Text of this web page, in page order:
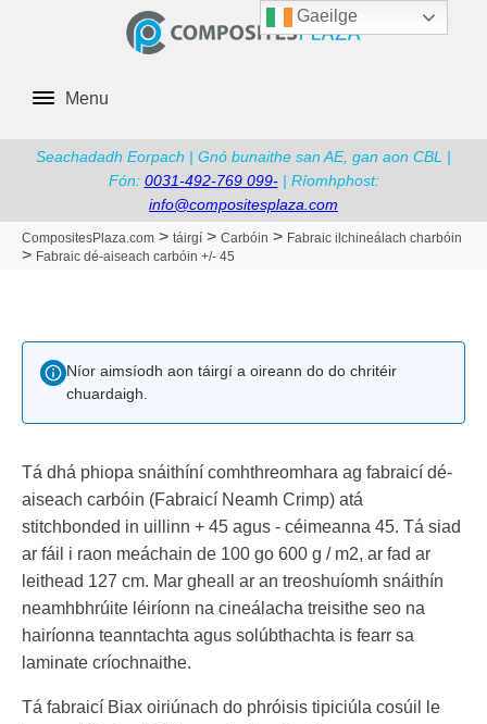
Menu
Seachadadh Eorpach | Gnó bunaithe san AE, gan aon CBL |
Fón: 0031-492-769 099-| Ríomhphost:
info@compositesplaza.com
CompositesPlaza.com > táirgí > Carbóin > Fabraic ilchineálach charbóin
> Fabraic dé-aiseach carbóin +/- 45
Níor aimsíodh aon táirgí a oireann do do chritéir
chuardaigh.
Tá dhá phiopa snáithíní comhthreomhara ag fabraicí dé-
aiseach carbóin (Fabraicí Neamh Crimp) atá
stitchbonded in uillinn + 45 agus - céimeanna 45. Tá siad
ar fáil i raon meáchain de 100 go 600 g / m2, ar fad ar
leithead 127 cm. Mar gheall ar an treoshuíomh snáithín
neamhbhrúite léiríonn na cineálacha treisithe seo na
hairíonna teanntachta agus solúbthachta is fearr sa
laminate críochnaithe.
Tá fabraicí Biax oiriúnach do phróisis tipiciúla cosúil le
Gaeilge